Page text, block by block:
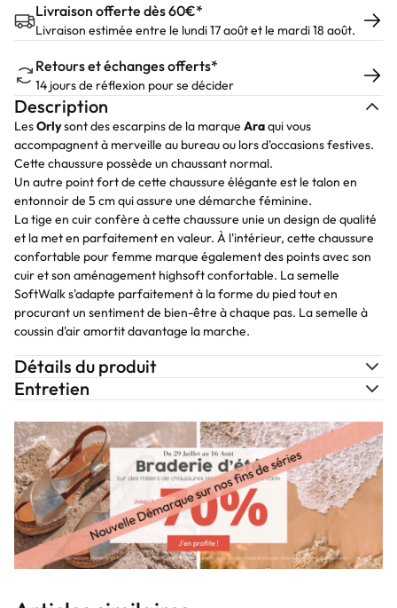
Livraison offerte dès 60€*
Livraison estimée entre le lundi 17 août et le mardi 18 août.
Retours et échanges offerts*
14 jours de réflexion pour se décider
Description
LesOrlysont des escarpins de la marque Araqui vous
accompagnent à merveille au bureau ou lors d'occasions festives.
Cette chaussure possède un chaussant normal.
Un autre point fort de cette chaussure élégante est le talon en
entonnoir de 5 cm qui assure une démarche féminine.
La tige en cuir confère à cette chaussure unie un design de qualité
et la met en parfaitement en valeur. À l'intérieur, cette chaussure
confortable pour femme marque également des points avec son
cuir et son aménagement highsoft confortable. La semelle
SoftWalk s'adapte parfaitement à la forme du pied tout en
procurant un sentiment de bien-être à chaque pas. La semelle à
coussin d'air amortit davantage la marche.
Détails du produit
Entretien